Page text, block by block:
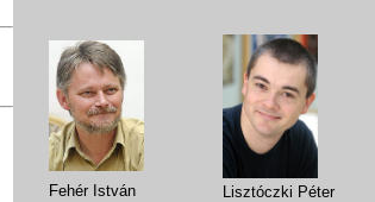
Fehér István Lisztóczki Péter